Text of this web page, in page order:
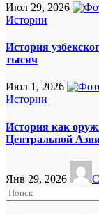
Июл 29, 2026
Истории
История
тысяч
Июл 1, 2026
Истории
История как
Центральной
Янв 29, 2026